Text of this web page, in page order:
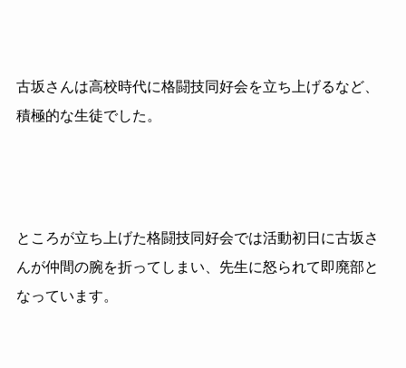
古坂さんは高校時代に格闘技同好会を立ち上げるなど、
積極的な生徒でした。
ところが立ち上げた格闘技同好会では活動初日に古坂さ
んが仲間の腕を折ってしまい、先生に怒られて即廃部と
なっています。